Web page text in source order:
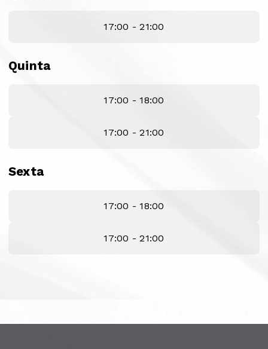
17:00 - 21:00
Quinta
17:00 - 18:00
17:00 - 21:00
Sexta
17:00 - 18:00
17:00 - 21:00